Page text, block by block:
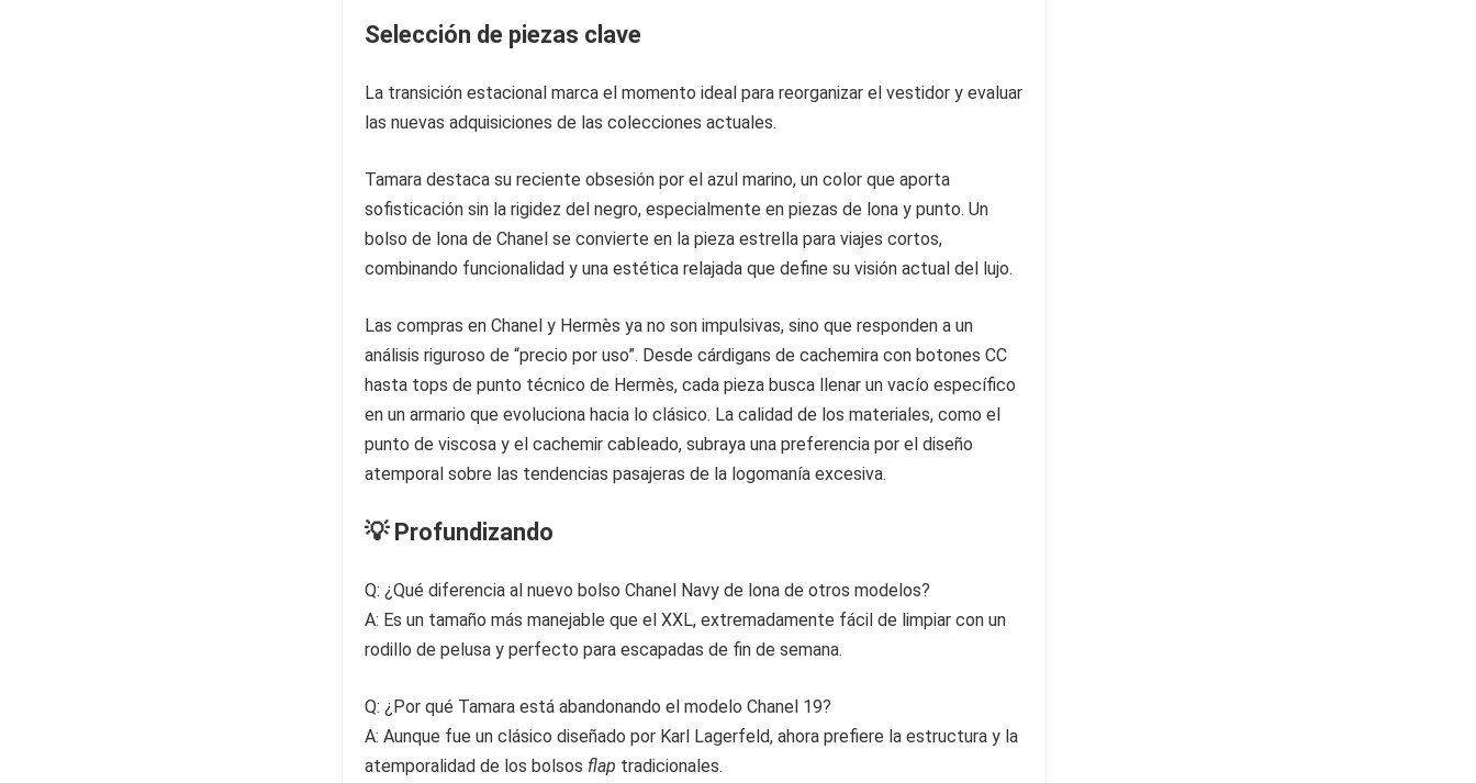
Selección de piezas clave
La transición estacional marca el momento ideal para reorganizar el vestidor y evaluar
las nuevas adquisiciones de las colecciones actuales.
Tamara destaca su reciente obsesión por el azul marino, un color que aporta
sofisticación sin la rigidez del negro, especialmente en piezas de lona y punto. Un
bolso de lona de Chanel se convierte en la pieza estrella para viajes cortos,
combinando funcionalidad y una estética relajada que define su visión actual del lujo.
Las compras en Chanel y Hermès ya no son impulsivas, sino que responden a un
análisis riguroso de “precio por uso”. Desde cárdigans de cachemira con botones CC
hasta tops de punto técnico de Hermès, cada pieza busca llenar un vacío específico
en un armario que evoluciona hacia lo clásico. La calidad de los materiales, como el
punto de viscosa y el cachemir cableado, subraya una preferencia por el diseño
atemporal sobre las tendencias pasajeras de la logomanía excesiva.
💡 Profundizando
Q: ¿Qué diferencia al nuevo bolso Chanel Navy de lona de otros modelos?
A: Es un tamaño más manejable que el XXL, extremadamente fácil de limpiar con un
rodillo de pelusa y perfecto para escapadas de fin de semana.
Q: ¿Por qué Tamara está abandonando el modelo Chanel 19?
A: Aunque fue un clásico diseñado por Karl Lagerfeld, ahora prefiere la estructura y la
atemporalidad de los bolsos flap tradicionales.